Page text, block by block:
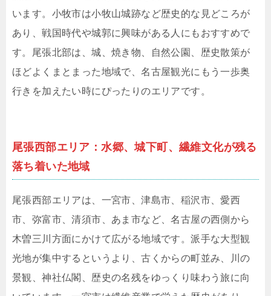
います。小牧市は小牧山城跡など歴史的な見どころが
あり、戦国時代や城郭に興味がある人にもおすすめで
す。尾張北部は、城、焼き物、自然公園、歴史散策が
ほどよくまとまった地域で、名古屋観光にもう一歩奥
行きを加えたい時にぴったりのエリアです。
尾張西部エリア：水郷、城下町、繊維文化が残る
落ち着いた地域
尾張西部エリアは、一宮市、津島市、稲沢市、愛西
市、弥富市、清須市、あま市など、名古屋の西側から
木曽三川方面にかけて広がる地域です。派手な大型観
光地が集中するというより、古くからの町並み、川の
景観、神社仏閣、歴史の名残をゆっくり味わう旅に向